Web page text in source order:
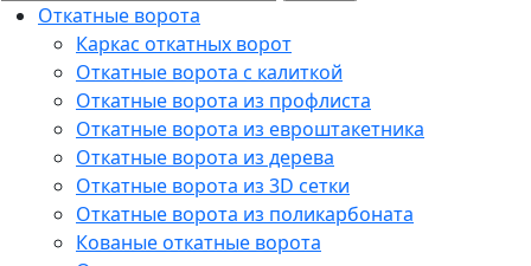
Откатные ворота
Каркас откатных ворот
Откатные ворота с калиткой
Откатные ворота из профлиста
Откатные ворота из евроштакетника
Откатные ворота из дерева
Откатные ворота из 3D сетки
Откатные ворота из поликарбоната
Кованые откатные ворота